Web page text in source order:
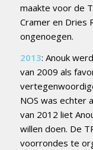
maakte voor de
Cramer en Dries
ongenoegen.
2013: Anouk
van 2009 als
NOS was echter
van 2012 liet
willen doen. De
voorrondes te